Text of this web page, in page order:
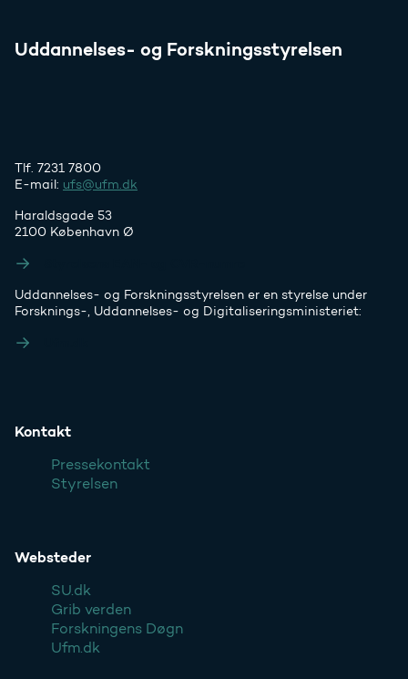
Uddannelses- og Forskningsstyrelsen
Tlf. 7231 7800
E-mail: ufs@ufm.dk
Haraldsgade 53
2100 København Ø
Uddannelses- og Forskningsstyrelsen er en styrelse under
Forsknings-, Uddannelses- og Digitaliseringsministeriet:
Kontakt
Pressekontakt
Styrelsen
Websteder
SU.dk
Grib verden
Forskningens Døgn
Ufm.dk